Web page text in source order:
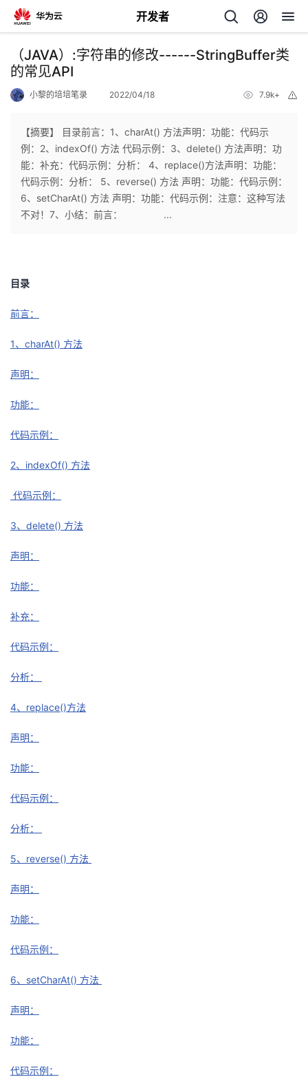
开发者
返
回
个
人
我
的
博
客
我
的
论
坛
我
的
圈
子
我
的
直
播
我
的
活
我
的
我
学
堂
我
的
课
我
的
我
持
我
的
技
术
支
我
的
云
声
（JAVA）:字符串的修改------StringBuffer类
的常见API
小黎的培培笔录 2022/04/18 7.9k+
【摘要】 ​目录前言：1、charAt() 方法声明：功能：代码示
例：2、indexOf() 方法 代码示例：3、delete() 方法声明：功
能：补充：代码示例：分析： 4、replace()方法声明：功能：
代码示例：分析： 5、reverse() 方法 声明：功能：代码示例：
6、setCharAt() 方法 声明：功能：代码示例：注意：这种写法
不对！7、小结：前言：​ ...
目录
前言：
1、charAt() 方法
声明：
功能：
代码示例：
2、indexOf() 方法
代码示例：
3、delete() 方法
声明：
功能：
补充：
代码示例：
分析：
4、replace()方法
声明：
功能：
代码示例：
分析：
5、reverse() 方法
声明：
功能：
代码示例：
6、setCharAt() 方法
声明：
功能：
代码示例：